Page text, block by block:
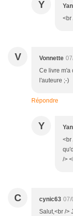
Y Yan
<br
V Vonnette
Ce livre m'a
l'auteure ;-)
Répondre
Y Yan
<br
/>
C cynic63 07/
Salut,<br />